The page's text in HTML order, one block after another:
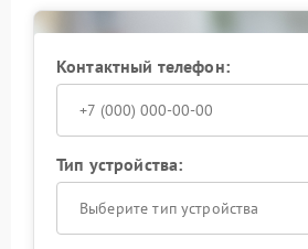
Контактный телефон:
Тип устройства:
Выберите тип устройства